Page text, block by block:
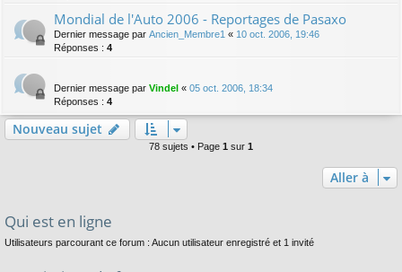
Mondial de l'Auto 2006 - Reportages de Pasaxo
Dernier message par Ancien_Membre1 « 10 oct. 2006, 19:46
Réponses : 4
Dernier message par Vindel « 05 oct. 2006, 18:34
Réponses : 4
Nouveau sujet
78 sujets • Page 1 sur 1
Aller à
Qui est en ligne
Utilisateurs parcourant ce forum : Aucun utilisateur enregistré et 1 invité